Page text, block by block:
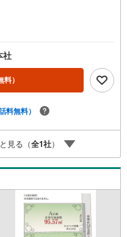
社
料）
料無料）
見る（全1社）